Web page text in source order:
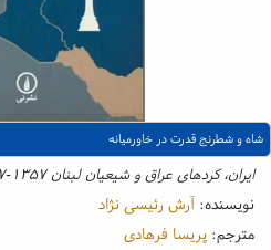
شاه و شطرنج قدرت در خاورمیانه
ایران، کردهای عراق و شیعیان لبنان ۱۳۵۷-۱۳۳۷
نویسنده: آرش رئیسی نژاد
مترجم: پریسا فرهادی